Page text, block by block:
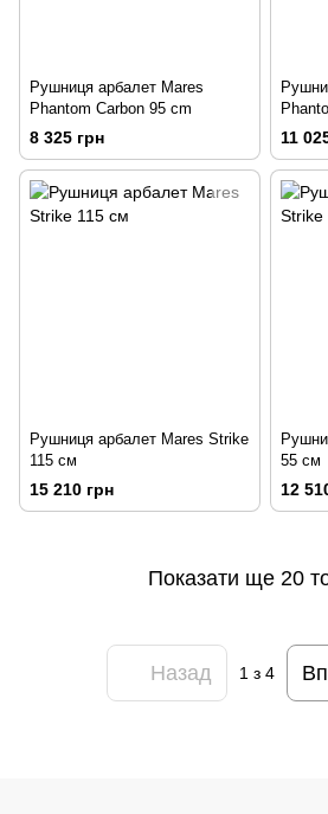
Рушниця арбалет Mares
Phantom Carbon 95 сm
8 325 грн 11
Рушниця арбалет Mares Strike
115 см
15 210 грн
55 см
12
Показати ще 20
Назад 1з 4